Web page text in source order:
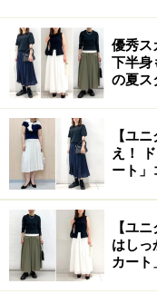
ょう。スーツの専門
タッフが親身にアド
実際に生地を
次に理想のイメー
ます。たくさんあ
をセレクト。既製服
優秀ス
下半身
の夏ス
【ユ
え！
ート」
【ユ
はしっ
カート